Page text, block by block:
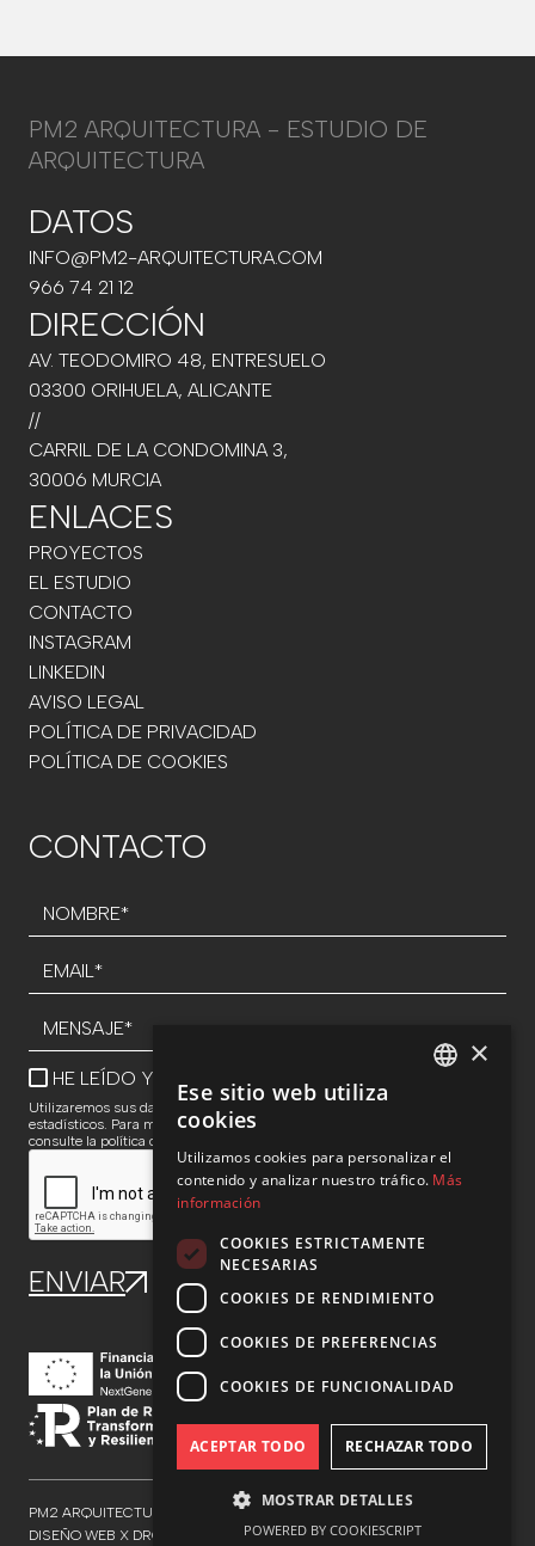
PM2 ARQUITECTURA - ESTUDIO DE
ARQUITECTURA
DATOS
INFO@PM2-ARQUITECTURA.COM
966 74 21 12
DIRECCIÓN
AV. TEODOMIRO 48, ENTRESUELO
03300 ORIHUELA, ALICANTE
//
CARRIL DE LA CONDOMINA 3,
30006 MURCIA
ENLACES
PROYECTOS
EL ESTUDIO
CONTACTO
INSTAGRAM
LINKEDIN
AVISO LEGAL
POLÍTICA DE PRIVACIDAD
POLÍTICA DE COOKIES
CONTACTO
HE LEÍDO Y ACEPTO LA POLÍTICA DE PRIVACIDAD
Utilizaremos sus datos para responder consultas y realizar análisis
estadísticos. Para más información sobre el tratamiento y sus derechos,
consulte la política de privacidad
PM2 ARQUITECTURA - ©TODOS LOS DERECHOS RESERVADOS
DISEÑO WEB X DROOL
ENG
×
Ese sitio web utiliza
cookies
Utilizamos cookies para personalizar el
contenido y analizar nuestro tráfico. Más
información
COOKIES ESTRICTAMENTE
NECESARIAS
COOKIES DE RENDIMIENTO
COOKIES DE PREFERENCIAS
COOKIES DE FUNCIONALIDAD
ACEPTAR TODO RECHAZAR TODO
MOSTRAR DETALLES
POWERED BY COOKIESCRIPT